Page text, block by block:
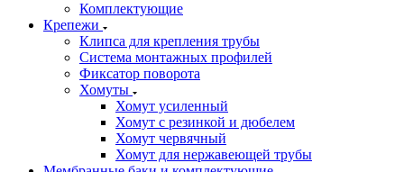
Комплектующие
Крепежи
Клипса для крепления трубы
Система монтажных профилей
Фиксатор поворота
Хомуты
Хомут усиленный
Хомут с резинкой и дюбелем
Хомут червячный
Хомут для нержавеющей трубы